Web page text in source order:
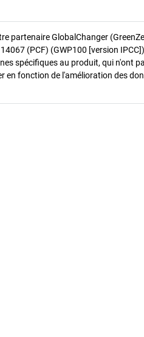
partenaire GlobalChanger
(PCF) (GWP100 [version
spécifiques au produit, qui n'ont
en fonction de l'amélioration des